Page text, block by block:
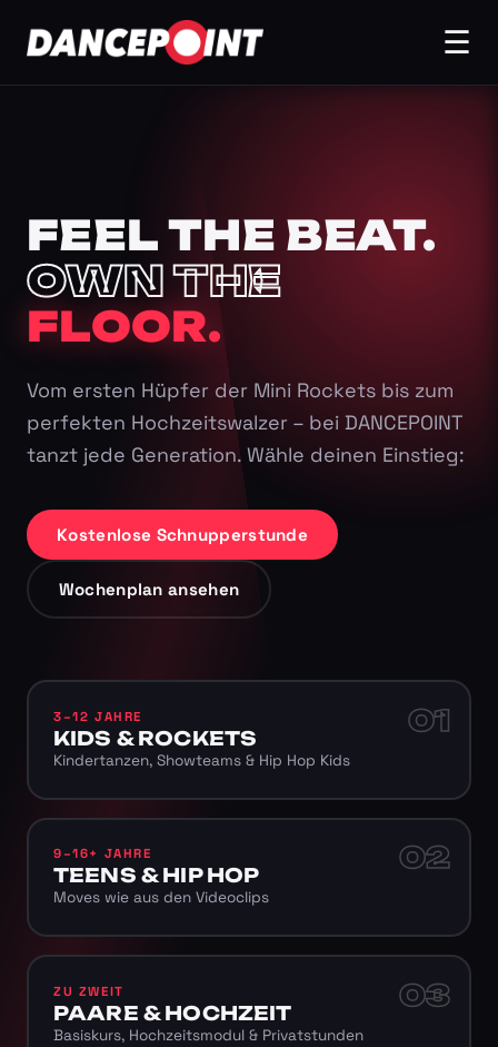
☰
FEEL THE BEAT.
OWN THE
FLOOR.
Vom ersten Hüpfer der Mini Rockets bis zum
perfekten Hochzeitswalzer – bei DANCEPOINT
tanzt jede Generation. Wähle deinen Einstieg:
Kostenlose Schnupperstunde
Wochenplan ansehen
01
3–12 JAHRE
KIDS & ROCKETS
Kindertanzen, Showteams & Hip Hop Kids
02
9–16+ JAHRE
TEENS & HIP HOP
Moves wie aus den Videoclips
03
ZU ZWEIT
PAARE & HOCHZEIT
Basiskurs, Hochzeitsmodul & Privatstunden